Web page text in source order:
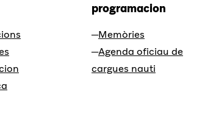
programacion
Memòries
Agenda oficiau de
cargues nauti